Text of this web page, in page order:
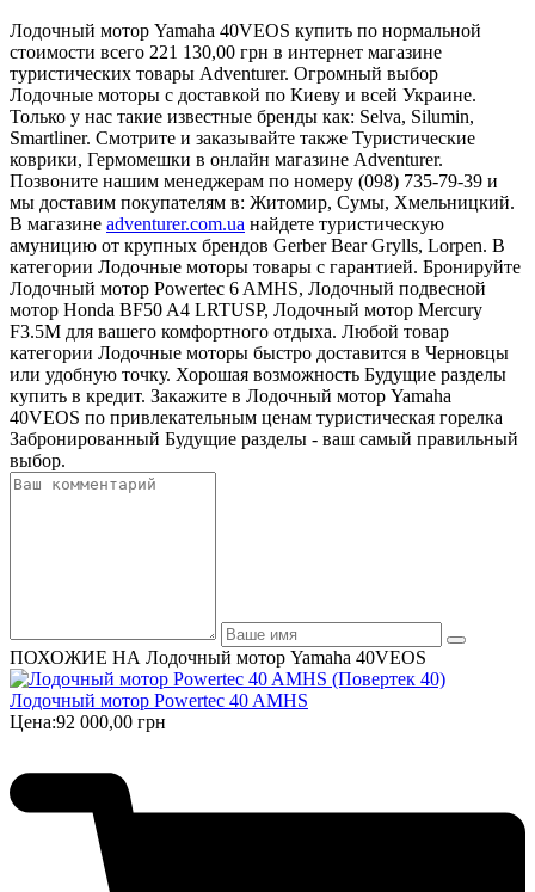
Лодочный мотор Yamaha 40VEOS купить по нормальной
стоимости всего 221 130,00 грн в интернет магазине
туристических товары Adventurer. Огромный выбор
Лодочные моторы с доставкой по Киеву и всей Украине.
Только у нас такие известные бренды как: Selva, Silumin,
Smartliner. Смотрите и заказывайте также Туристические
коврики, Гермомешки в онлайн магазине Adventurer.
Позвоните нашим менеджерам по номеру (098) 735-79-39 и
мы доставим покупателям в: Житомир, Сумы, Хмельницкий.
В магазине adventurer.com.ua найдете туристическую
амуницию от крупных брендов Gerber Bear Grylls, Lorpen. В
категории Лодочные моторы товары с гарантией. Бронируйте
Лодочный мотор Powertec 6 AMHS, Лодочный подвесной
мотор Honda BF50 A4 LRTUSP, Лодочный мотор Mercury
F3.5M для вашего комфортного отдыха. Любой товар
категории Лодочные моторы быстро доставится в Черновцы
или удобную точку. Хорошая возможность Будущие разделы
купить в кредит. Закажите в Лодочный мотор Yamaha
40VEOS по привлекательным ценам туристическая горелка
Забронированный Будущие разделы - ваш самый правильный
выбор.
ПОХОЖИЕ НА Лодочный мотор Yamaha 40VEOS
Лодочный мотор Powertec 40 AMHS
Цена:92 000,00 грн